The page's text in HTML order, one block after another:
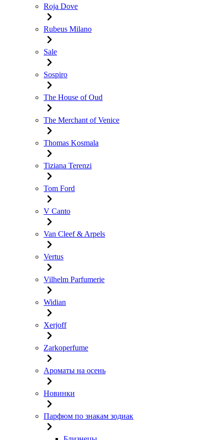
Roja Dove
Rubeus Milano
Sale
Sospiro
The House of Oud
The Merchant of Venice
Thomas Kosmala
Tiziana Terenzi
Tom Ford
V Canto
Van Cleef & Arpels
Vertus
Vilhelm Parfumerie
Widian
Xerjoff
Zarkoperfume
Ароматы на осень
Новинки
Парфюм по знакам зодиак